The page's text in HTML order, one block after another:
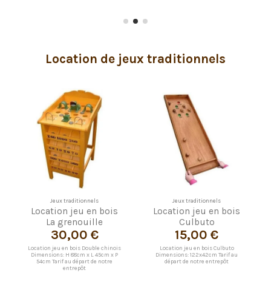
Location de jeux traditionnels
Jeux traditionnels
Location jeu en bois
La grenouille
30,00 €
Location jeu en bois Double chinois
Dimensions: H 88cm x L 45cm x P
54cm Tarif au départ de notre
entrepôt
Jeux traditionnels
Location jeu en bois
Culbuto
15,00 €
Location jeu en bois Culbuto
Dimensions: 122x42cm Tarif au
départ de notre entrepôt